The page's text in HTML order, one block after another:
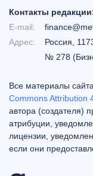
Контакты
E-mail:
Адрес:
Россия,
№ 278
Все материалы
Commons Attribution
автора (создателя)
атрибуции,
лицензии,
если они